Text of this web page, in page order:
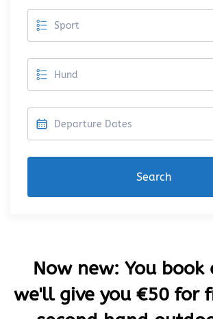
Search
Now new: You
we'll give you €50 for